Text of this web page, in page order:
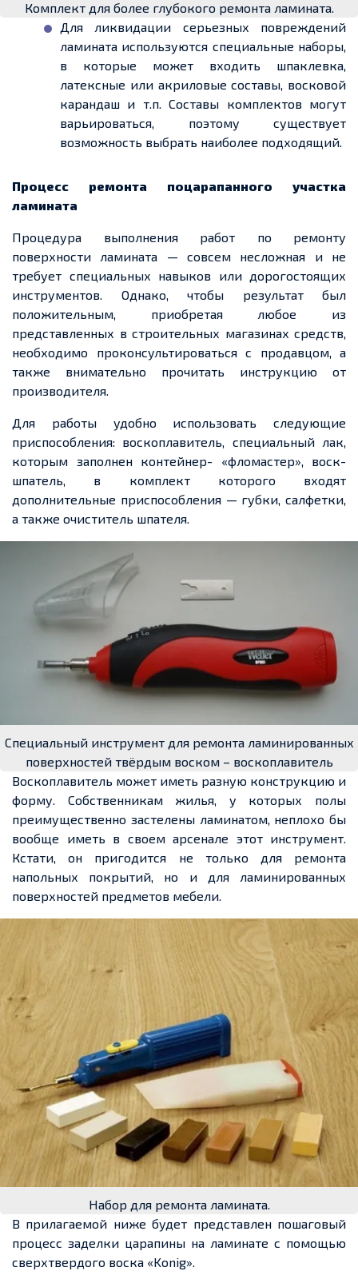
Комплект для более глубокого ремонта ламината.
Для ликвидации серьезных повреждений
ламината используются специальные наборы,
в которые может входить шпаклевка,
латексные или акриловые составы, восковой
карандаш и т.п. Составы комплектов могут
варьироваться, поэтому существует
возможность выбрать наиболее подходящий.
Процесс ремонта поцарапанного участка
ламината
Процедура выполнения работ по ремонту
поверхности ламината — совсем несложная и не
требует специальных навыков или дорогостоящих
инструментов. Однако, чтобы результат был
положительным, приобретая любое из
представленных в строительных магазинах средств,
необходимо проконсультироваться с продавцом, а
также внимательно прочитать инструкцию от
производителя.
Для работы удобно использовать следующие
приспособления: воскоплавитель, специальный лак,
которым заполнен контейнер- «фломастер», воск-
шпатель, в комплект которого входят
дополнительные приспособления — губки, салфетки,
а также очиститель шпателя.
Специальный инструмент для ремонта ламинированных
поверхностей твёрдым воском – воскоплавитель
Воскоплавитель может иметь разную конструкцию и
форму. Собственникам жилья, у которых полы
преимущественно застелены ламинатом, неплохо бы
вообще иметь в своем арсенале этот инструмент.
Кстати, он пригодится не только для ремонта
напольных покрытий, но и для ламинированных
поверхностей предметов мебели.
Набор для ремонта ламината.
В прилагаемой ниже будет представлен пошаговый
процесс заделки царапины на ламинате с помощью
сверхтвердого воска «Konig».